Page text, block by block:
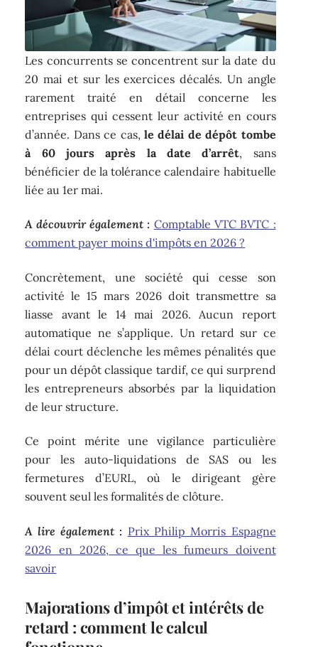
Les concurrents se concentrent sur la date du
20 mai et sur les exercices décalés. Un angle
rarement traité en détail concerne les
entreprises qui cessent leur activité en cours
d’année. Dans ce cas, le délai de dépôt tombe
à 60 jours après la date d’arrêt, sans
bénéficier de la tolérance calendaire habituelle
liée au 1er mai.
A découvrir également : Comptable VTC BVTC :
comment payer moins d'impôts en 2026 ?
Concrètement, une société qui cesse son
activité le 15 mars 2026 doit transmettre sa
liasse avant le 14 mai 2026. Aucun report
automatique ne s’applique. Un retard sur ce
délai court déclenche les mêmes pénalités que
pour un dépôt classique tardif, ce qui surprend
les entrepreneurs absorbés par la liquidation
de leur structure.
Ce point mérite une vigilance particulière
pour les auto-liquidations de SAS ou les
fermetures d’EURL, où le dirigeant gère
souvent seul les formalités de clôture.
A lire également : Prix Philip Morris Espagne
2026 en 2026, ce que les fumeurs doivent
savoir
Majorations d’impôt et intérêts de
retard : comment le calcul